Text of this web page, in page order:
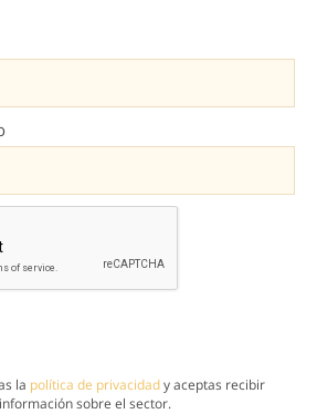
la política de privacidady aceptas recibir
sobre el sector.